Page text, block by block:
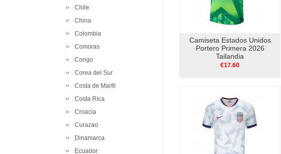
Chile
China
Colombia
Comoras
Congo
Corea del Sur
Costa de Marfil
Costa Rica
Croacia
Curazao
Dinamarca
Ecuador
Camiseta Estados Unidos
Portero Primera 2026
Tailandia
€17.60